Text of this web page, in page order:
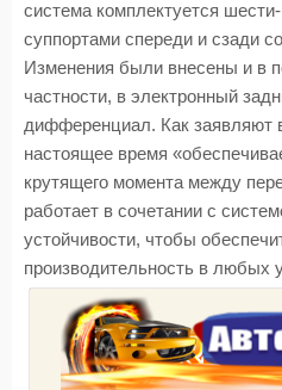
система комплектуется
суппортами спереди и сзади
Изменения были внесены и в
частности, в электронный
дифференциал. Как заявляют
настоящее время
крутящего момента между
работает в сочетании с
устойчивости, чтобы
производительность в любых